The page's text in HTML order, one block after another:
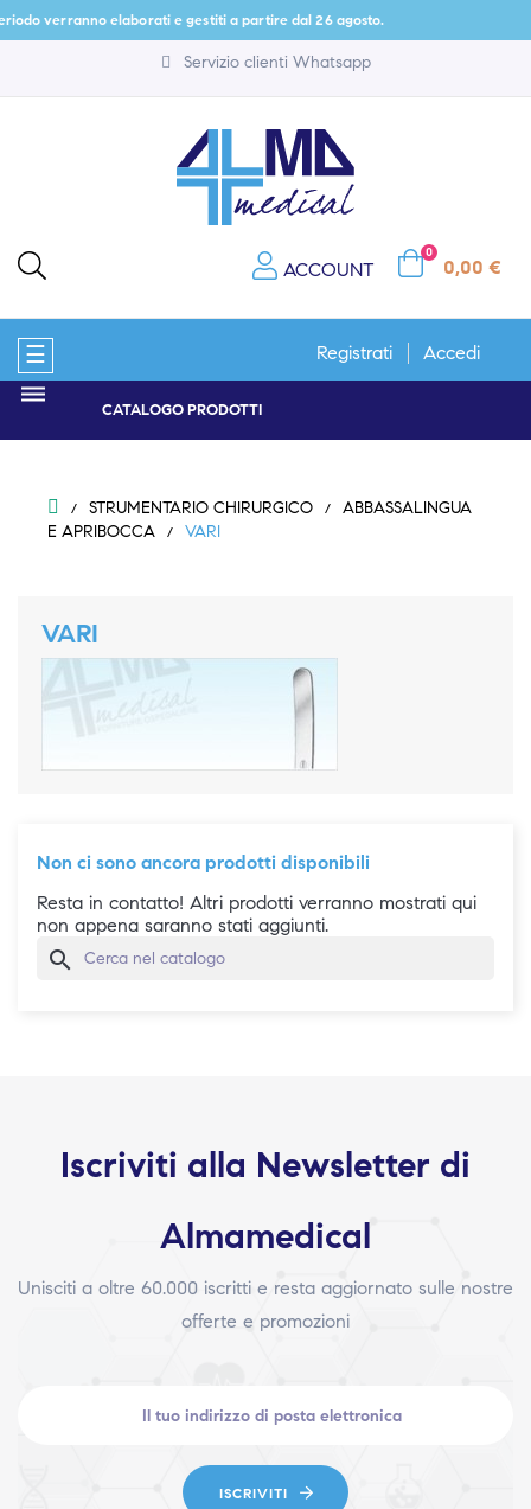
verranno elaborati e gestiti a partire dal 26 agosto.
Servizio clienti Whatsapp
ACCOUNT
0
0,00 €
navigazione
Toggle
☰ Registrati Accedi
CATALOGO PRODOTTI
STRUMENTARIO CHIRURGICO
ABBASSALINGUA
E APRIBOCCA
VARI
VARI
Non ci sono ancora prodotti disponibili
Resta in contatto! Altri prodotti verranno mostrati qui
non appena saranno stati aggiunti.
search
Iscriviti alla Newsletter di
Almamedical
Unisciti a oltre 60.000 iscritti e resta aggiornato sulle nostre
offerte e promozioni
ISCRIVITI